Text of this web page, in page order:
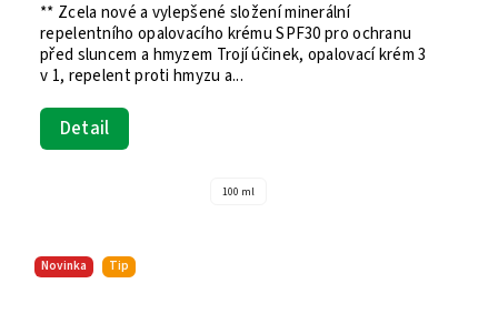
Detail
** Zcela nové a vylepšené složení minerální
repelentního opalovacího krému SPF30 pro ochranu
před sluncem a hmyzem Trojí účinek, opalovací krém 3
v 1, repelent proti hmyzu a...
100 ml
Novinka Tip